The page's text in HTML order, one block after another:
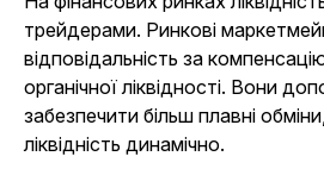
трейдерами. Ринкові
відповідальність за
органічної ліквідності. Вони
забезпечити більш плавні
ліквідність динамічно.